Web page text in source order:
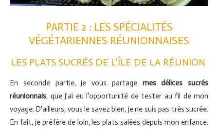
PARTIE 2 : LES SPÉCIALITÉS
VÉGÉTARIENNES RÉUNIONNAISES
LES PLATS SUCRÉS DE L'ÎLE DE LA RÉUNION
En seconde partie, je vous partage mes délices sucrés
réunionnais, que j'ai eu l'opportunité de tester au fil de mon
voyage. D'ailleurs, vous le savez bien, je ne suis pas très sucrée.
En fait, je préfère de loin, les plats salées depuis mon enfance.